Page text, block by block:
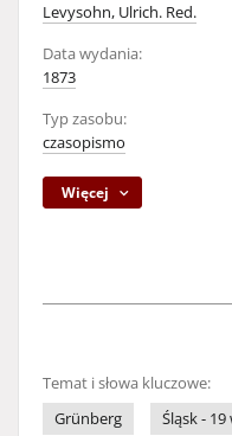
Levysohn, Ulrich. Red.
Data wydania:
1873
Typ zasobu:
czasopismo
Więcej
Temat i słowa kluczowe:
Grünberg
Śląsk - 19